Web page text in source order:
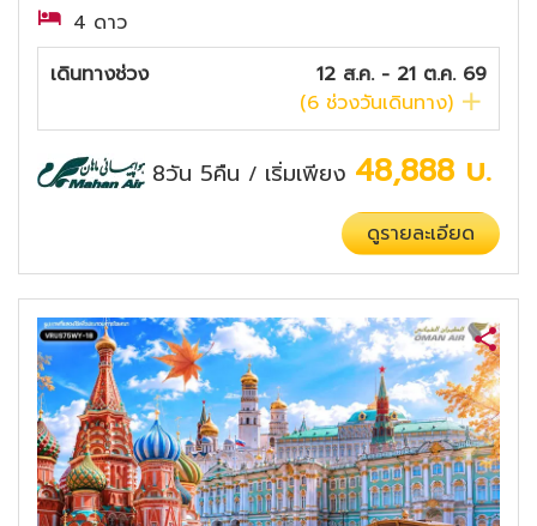
4 ดาว
เดินทางช่วง
12 ส.ค. - 21 ต.ค. 69
(6 ช่วงวันเดินทาง)
8วัน 5คืน / เริ่มเพียง 48,888 บ.
ดูรายละเอียด